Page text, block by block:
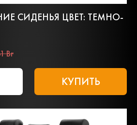
СИДЕНЬЯ ЦВЕТ: ТЕМНО-
Br
КУПИТЬ